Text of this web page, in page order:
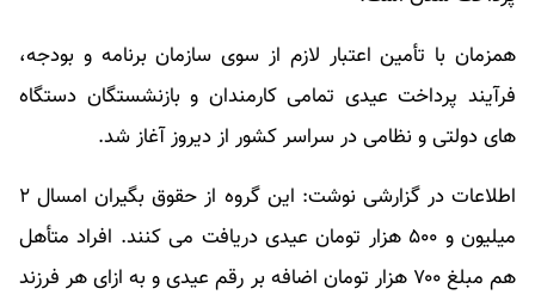
همزمان با تأمین اعتبار لازم از سوی سازمان برنامه و بودجه،
فرآیند پرداخت عیدی تمامی کارمندان و بازنشستگان دستگاه
های دولتی و نظامی در سراسر کشور از دیروز آغاز شد.
اطلاعات در گزارشی نوشت: این گروه از حقوق بگیران امسال ۲
میلیون و ۵۰۰ هزار تومان عیدی دریافت می کنند. افراد متأهل
هم مبلغ ۷۰۰ هزار تومان اضافه بر رقم عیدی و به ازای هر فرزند